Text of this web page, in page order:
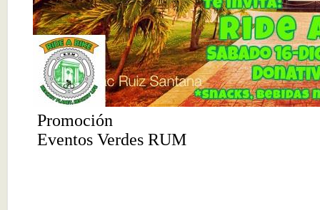
Promoción
Eventos Verdes RUM